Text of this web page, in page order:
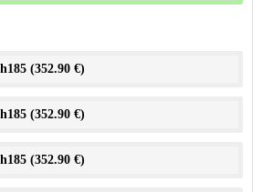
(352.90 €)
(352.90 €)
(352.90 €)